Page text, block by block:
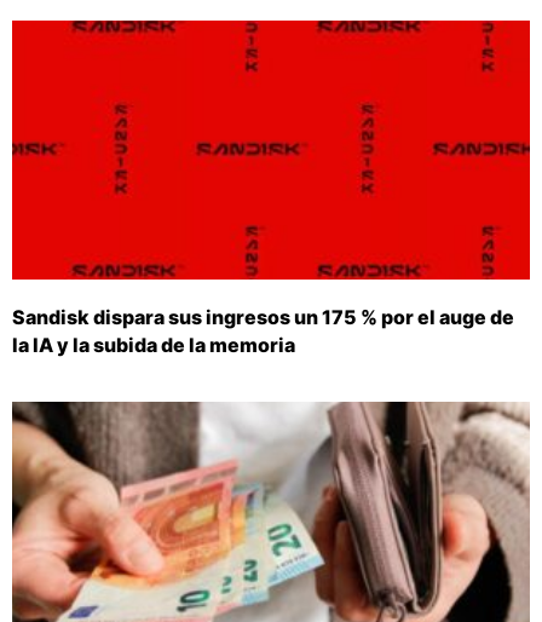
Sandisk dispara sus ingresos un 175 % por el auge de
la IA y la subida de la memoria